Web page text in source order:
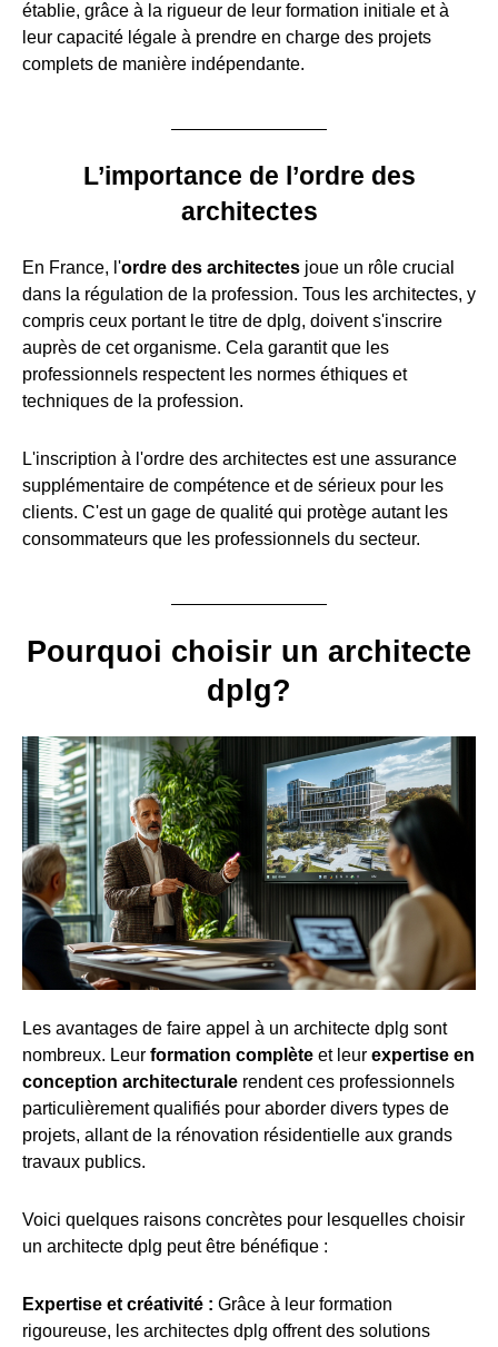
établie, grâce à la rigueur de leur formation initiale et à
leur capacité légale à prendre en charge des projets
complets de manière indépendante.
L’importance de l’ordre des
architectes
En France, l'ordre des architectes joue un rôle crucial
dans la régulation de la profession. Tous les architectes, y
compris ceux portant le titre de dplg, doivent s'inscrire
auprès de cet organisme. Cela garantit que les
professionnels respectent les normes éthiques et
techniques de la profession.
L'inscription à l'ordre des architectes est une assurance
supplémentaire de compétence et de sérieux pour les
clients. C'est un gage de qualité qui protège autant les
consommateurs que les professionnels du secteur.
Pourquoi choisir un architecte
dplg?
Les avantages de faire appel à un architecte dplg sont
nombreux. Leur formation complète et leur expertise en
conception architecturale rendent ces professionnels
particulièrement qualifiés pour aborder divers types de
projets, allant de la rénovation résidentielle aux grands
travaux publics.
Voici quelques raisons concrètes pour lesquelles choisir
un architecte dplg peut être bénéfique :
Expertise et créativité : Grâce à leur formation
rigoureuse, les architectes dplg offrent des solutions